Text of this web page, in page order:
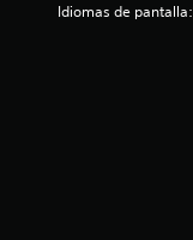
Idiomas de pantalla: